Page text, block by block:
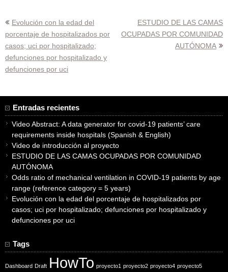
Navegación
de
entradas
Evolución con la edad del
porcentaje de hospitalizados por
casos; uci por hospitalizado;
defunciones por hospitalizado y
defunciones por uci
ESTUDIO DE LAS CAMAS
OCUPADAS POR COMUNIDAD
AUTÓNOMA
Entradas recientes
Video Abstract: A data generator for covid-19 patients’ care
requirements inside hospitals (Spanish & English)
Video de introducción al proyecto
ESTUDIO DE LAS CAMAS OCUPADAS POR COMUNIDAD
AUTÓNOMA
Odds ratio of mechanical ventilation in COVID-19 patients by age
range (reference category = 5 years)
Evolución con la edad del porcentaje de hospitalizados por
casos; uci por hospitalizado; defunciones por hospitalizado y
defunciones por uci
Tags
Dashboard Draft HowTo proyecto1 proyecto2 proyecto4 proyecto5